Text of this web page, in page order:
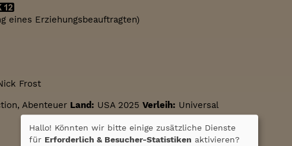
eines Erziehungsbeauftragten)
Frost
Abenteuer Land: USA 2025 Verleih: Universal
Hallo! Könnten wir bitte einige zusätzliche Dienste
für Erforderlich & Besucher-Statistiken aktivieren?